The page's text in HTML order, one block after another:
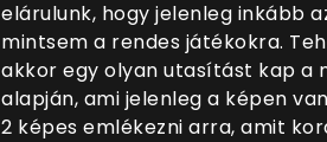
elárulunk, hogy jelenleg inkább
mintsem a rendes játékokra.
akkor egy olyan utasítást kap a
alapján, ami jelenleg a képen
2 képes emlékezni arra, amit